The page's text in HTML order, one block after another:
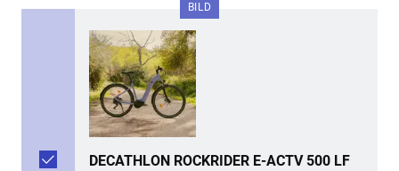
BILD
DECATHLON ROCKRIDER E-ACTV 500 LF